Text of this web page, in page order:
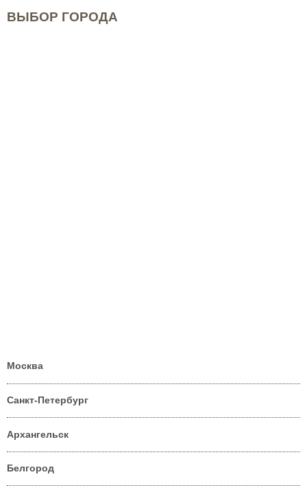
ВЫБОР ГОРОДА
Москва
Санкт-Петербург
Архангельск
Белгород